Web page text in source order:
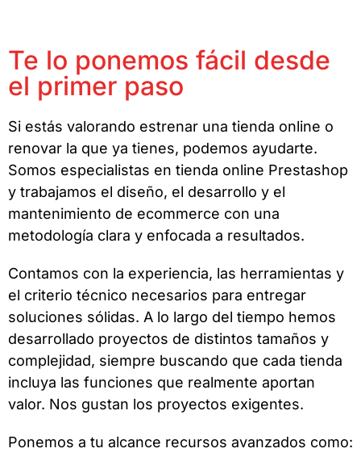
Te lo ponemos fácil desde
el primer paso
Si estás valorando estrenar una tienda online o
renovar la que ya tienes, podemos ayudarte.
Somos especialistas en tienda online Prestashop
y trabajamos el diseño, el desarrollo y el
mantenimiento de ecommerce con una
metodología clara y enfocada a resultados.
Contamos con la experiencia, las herramientas y
el criterio técnico necesarios para entregar
soluciones sólidas. A lo largo del tiempo hemos
desarrollado proyectos de distintos tamaños y
complejidad, siempre buscando que cada tienda
incluya las funciones que realmente aportan
valor. Nos gustan los proyectos exigentes.
Ponemos a tu alcance recursos avanzados como: